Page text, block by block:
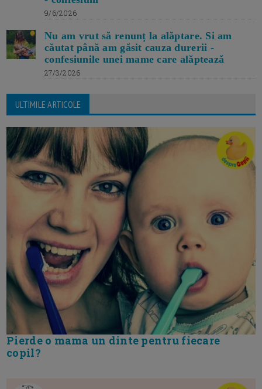
9/6/2026
Nu am vrut să renunț la alăptare. Si am
căutat până am găsit cauza durerii -
confesiunile unei mame care alăptează
27/3/2026
ULTIMILE ARTICOLE
Pierde o mama un dinte pentru fiecare
copil?